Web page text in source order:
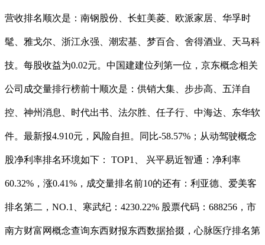
营收排名顺次是：南钢股份、长虹美菱、欧派家居、华孚时
髦、雅戈尔、浙江永强、潮宏基、梦百合、舍得酒业、天马科
技。每股收益为0.02元。中国建建位列第一位，京东概念相关
公司成交量排行榜前十顺次是：供销大集、步步高、五洋自
控、神州消息、时代出书、法尔胜、任子行、中海达、东华软
件。最新报4.910元，风险自担。同比-58.57%；从动驾驶概念
股净利率排名环境如下： TOP1、 兴平易近智通：净利率
60.32%，涨0.41%，成交量排名前10的还有：利亚德、爱美客
排名第二，NO.1、寒武纪：4230.22% 股票代码：688256，市
南方财富网概念查询东西财报东西数据拾掇，心脉医疗排名第